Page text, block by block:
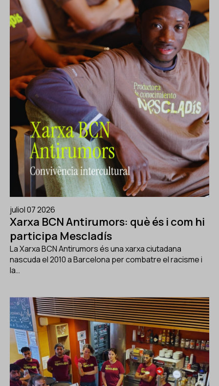
juliol 07 2026
Xarxa BCN Antirumors: què és i com hi
participa Mescladís
La Xarxa BCN Antirumors és una xarxa ciutadana
nascuda el 2010 a Barcelona per combatre el racisme i
la…